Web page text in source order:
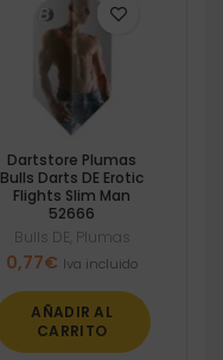
Dartstore Plumas
Bulls Darts DE Erotic
Flights Slim Man
52666
Bulls DE Plumas
0,77€ Iva incluido
AÑADIR AL
CARRITO